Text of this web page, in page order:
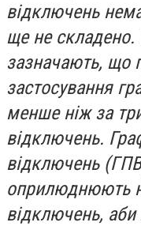
відключень
ще не складено.
зазначають, що
застосування
менше ніж за
відключень.
відключень
оприлюднюють
відключень,